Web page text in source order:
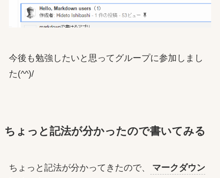
今後も勉強したいと思ってグループに参加しまし
た(^^)/
ちょっと記法が分かったので書いてみる
ちょっと記法が分かってきたので、
マークダウン